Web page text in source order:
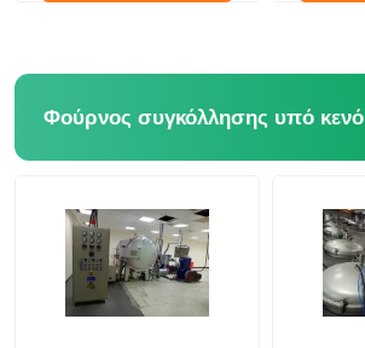
Φούρνος συγκόλλησης υπό κενό